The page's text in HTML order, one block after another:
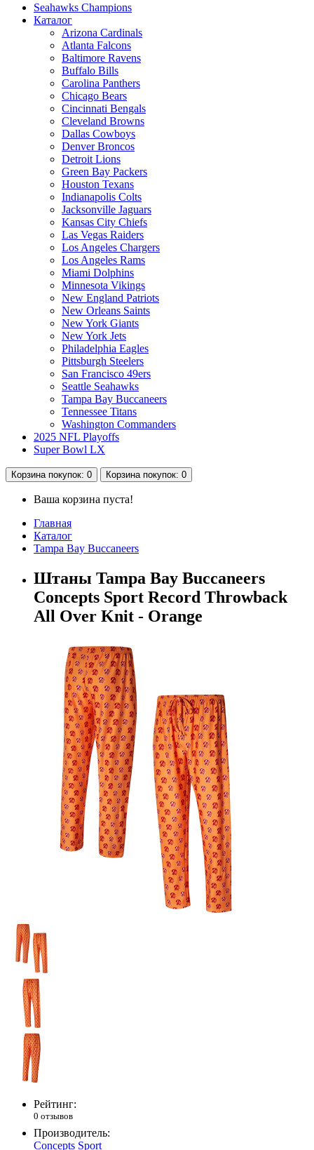
Seahawks Champions
Каталог
Arizona Cardinals
Atlanta Falcons
Baltimore Ravens
Buffalo Bills
Carolina Panthers
Chicago Bears
Cincinnati Bengals
Cleveland Browns
Dallas Cowboys
Denver Broncos
Detroit Lions
Green Bay Packers
Houston Texans
Indianapolis Colts
Jacksonville Jaguars
Kansas City Chiefs
Las Vegas Raiders
Los Angeles Chargers
Los Angeles Rams
Miami Dolphins
Minnesota Vikings
New England Patriots
New Orleans Saints
New York Giants
New York Jets
Philadelphia Eagles
Pittsburgh Steelers
San Francisco 49ers
Seattle Seahawks
Tampa Bay Buccaneers
Tennessee Titans
Washington Commanders
2025 NFL Playoffs
Super Bowl LX
Корзина покупок: 0 Корзина покупок: 0
Ваша корзина пуста!
Главная
Каталог
Tampa Bay Buccaneers
Штаны Tampa Bay Buccaneers
Concepts Sport Record Throwback
All Over Knit - Orange
Рейтинг:
0 отзывов
Производитель:
Concepts Sport